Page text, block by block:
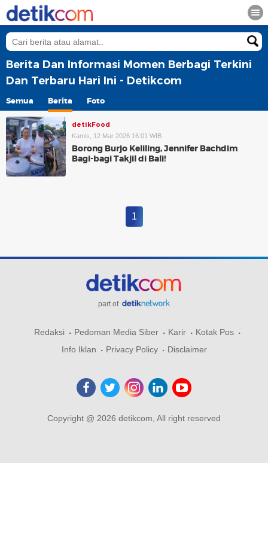
Berita Dan Informasi Momen Berbagi Terkini
Dan Terbaru Hari Ini - Detikcom
Semua Berita Foto
detikFood
Kamis, 12 Mar 2026 16:01 WIB
Borong Burjo Keliling, Jennifer Bachdim
Bagi-bagi Takjil di Bali!
1
part of
Redaksi Pedoman Media Siber Karir
Kotak Pos
Info Iklan
Privacy Policy Disclaimer
Copyright @ 2026 detikcom, All right reserved